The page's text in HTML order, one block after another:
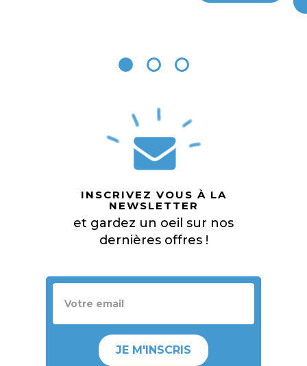
INSCRIVEZ VOUS À LA
NEWSLETTER
et gardez un oeil sur nos
dernières offres !
JE M'INSCRIS